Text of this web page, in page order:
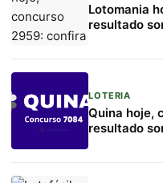
Lotomania
resultado
LOTERIA
Quina hoje,
resultado